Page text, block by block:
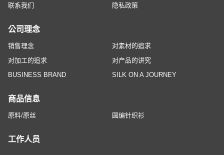
联系我们
隐私政策
公司理念
销售理念
对素材的追求
对加工的追求
对产品的讲究
BUSINESS BRAND
SILK ON A JOURNEY
商品信息
原料/原丝 圆编针织衫
工作人员